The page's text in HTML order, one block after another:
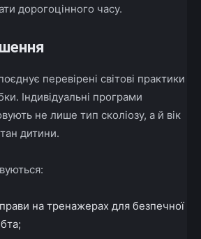
дорогоцінного часу.
перевірені світові практики
Індивідуальні програми
не лише тип сколіозу, а й вік
дитини.
на тренажерах для безпечної